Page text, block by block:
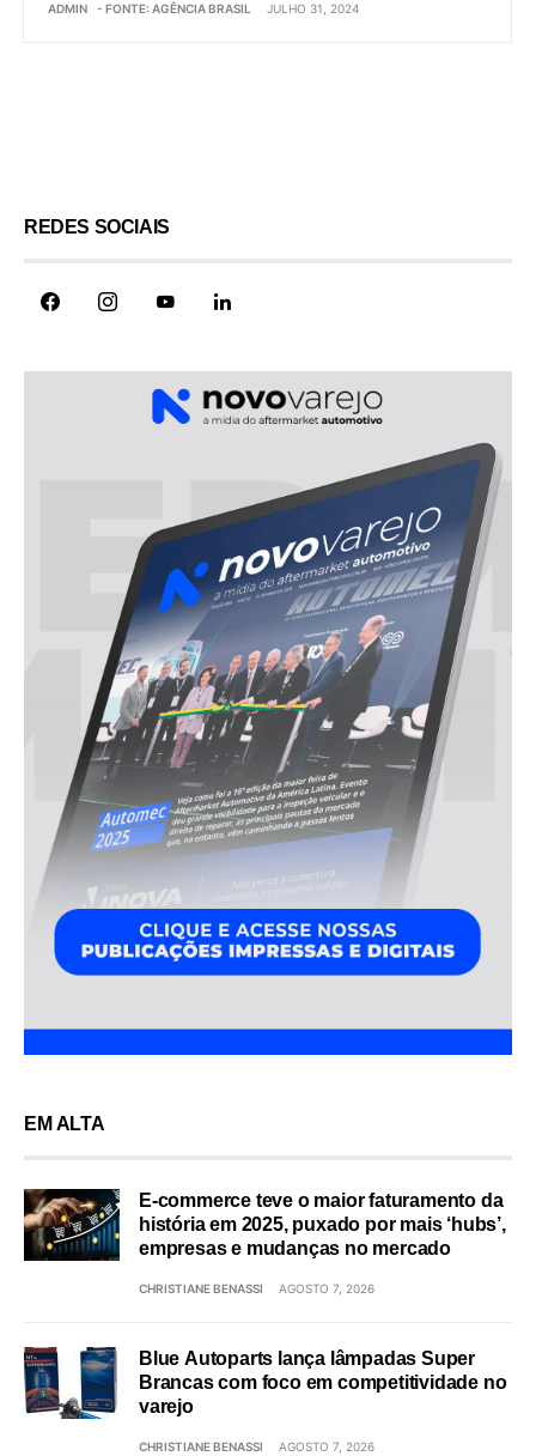
ADMIN - FONTE: AGÊNCIA BRASIL JULHO 31, 2024
REDES SOCIAIS
EM ALTA
E-commerce teve o maior faturamento da
história em 2025, puxado por mais ‘hubs’,
empresas e mudanças no mercado
CHRISTIANE BENASSI AGOSTO 7, 2026
Blue Autoparts lança lâmpadas Super
Brancas com foco em competitividade no
varejo
CHRISTIANE BENASSI AGOSTO 7, 2026